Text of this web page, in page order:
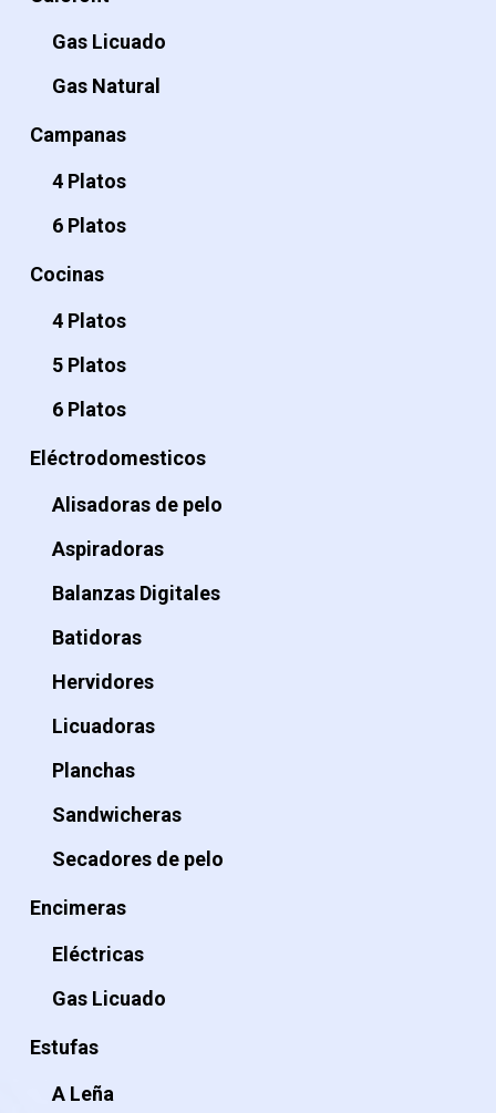
Gas Licuado
Gas Natural
Campanas
4 Platos
6 Platos
Cocinas
4 Platos
5 Platos
6 Platos
Eléctrodomesticos
Alisadoras de pelo
Aspiradoras
Balanzas Digitales
Batidoras
Hervidores
Licuadoras
Planchas
Sandwicheras
Secadores de pelo
Encimeras
Eléctricas
Gas Licuado
Estufas
A Leña